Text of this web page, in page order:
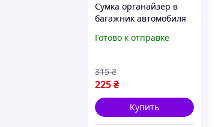
Сумка органайзер в
багажник автомобиля
Boot Organiser
Готово к отправке
225₴
315 ₴
Купить